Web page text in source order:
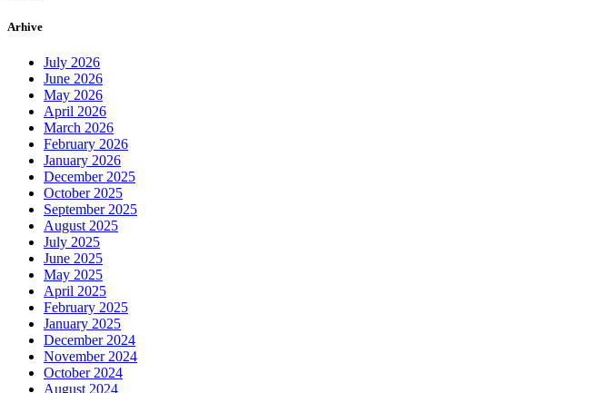
Arhive
July 2026
June 2026
May 2026
April 2026
March 2026
February 2026
January 2026
December 2025
October 2025
September 2025
August 2025
July 2025
June 2025
May 2025
April 2025
February 2025
January 2025
December 2024
November 2024
October 2024
August 2024